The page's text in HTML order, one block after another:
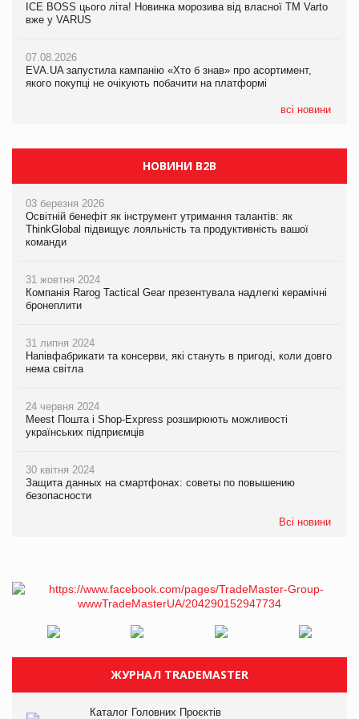
ICE BOSS цього літа! Новинка морозива від власної ТМ Varto
вже у VARUS
07.08.2026
EVA.UA запустила кампанію «Хто б знав» про асортимент,
якого покупці не очікують побачити на платформі
всі новини
ICE BOSS цього літа! Новинка морозива від власної ТМ Varto
вже у VARUS
07.08.2026
EVA.UA запустила кампанію «Хто б знав» про асортимент,
якого покупці не очікують побачити на платформі
НОВИНИ B2B
03 березня 2026
Освітній бенефіт як інструмент утримання талантів: як
ThinkGlobal підвищує лояльність та продуктивність вашої
команди
31 жовтня 2024
Компанія Rarog Tactical Gear презентувала надлегкі керамічні
бронеплити
31 липня 2024
Напівфабрикати та консерви, які стануть в пригоді, коли довго
нема світла
24 червня 2024
Meest Пошта і Shop-Express розширюють можливості
українських підприємців
30 квітня 2024
Защита данных на смартфонах: советы по повышению
безопасности
Всі новини
ЖУРНАЛ TRADEMASTER
Каталог Головних Проєктів